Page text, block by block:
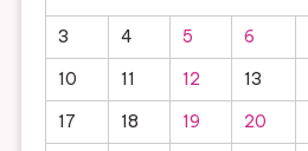
3
4 5 6
10
11 12 13
17
18 19 20